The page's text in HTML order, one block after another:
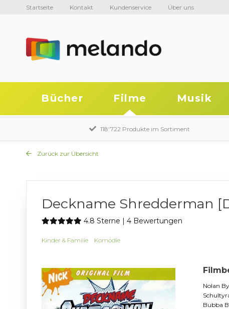
Startseite Kontakt Kundenservice Über uns
Bücher Filme Musik
118'722 Produkte im Sortiment
Zurück zur Übersicht
Deckname Shredderman
4.8 Sterne | 4 Bewertungen
Kinder & Familie Komödie
Nolan
Bubba